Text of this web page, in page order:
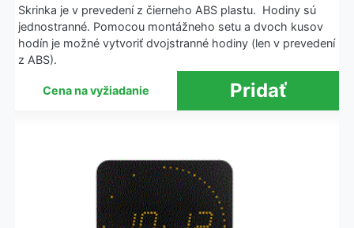
Skrinka je v prevedení z čierneho ABS plastu. Hodiny sú
jednostranné. Pomocou montážneho setu a dvoch kusov
hodín je možné vytvoriť dvojstranné hodiny (len v prevedení
z ABS).
Cena na vyžiadanie